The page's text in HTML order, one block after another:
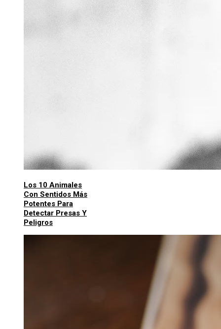
Los 10 Animales
Con Sentidos Más
Potentes Para
Detectar Presas Y
Peligros